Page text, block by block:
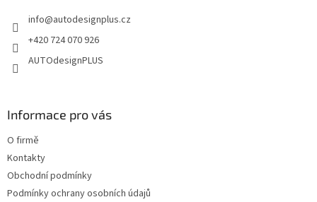
info@autodesignplus.cz
+420 724 070 926
AUTOdesignPLUS
Informace pro vás
O firmě
Kontakty
Obchodní podmínky
Podmínky ochrany osobních údajů